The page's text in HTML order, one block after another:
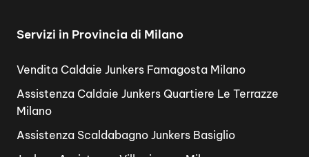
Servizi in Provincia di Milano
Vendita Caldaie Junkers Famagosta Milano
Assistenza Caldaie Junkers Quartiere Le Terrazze
Milano
Assistenza Scaldabagno Junkers Basiglio